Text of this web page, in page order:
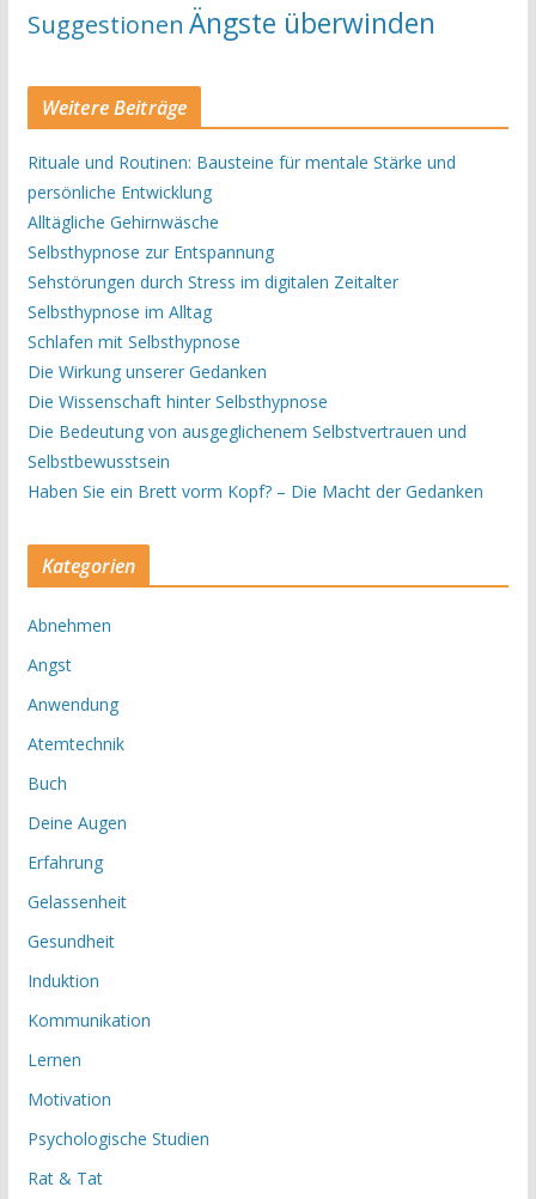
Suggestionen Ängste überwinden
Weitere Beiträge
Rituale und Routinen: Bausteine für mentale Stärke und
persönliche Entwicklung
Alltägliche Gehirnwäsche
Selbsthypnose zur Entspannung
Sehstörungen durch Stress im digitalen Zeitalter
Selbsthypnose im Alltag
Schlafen mit Selbsthypnose
Die Wirkung unserer Gedanken
Die Wissenschaft hinter Selbsthypnose
Die Bedeutung von ausgeglichenem Selbstvertrauen und
Selbstbewusstsein
Haben Sie ein Brett vorm Kopf? – Die Macht der Gedanken
Kategorien
Abnehmen
Angst
Anwendung
Atemtechnik
Buch
Deine Augen
Erfahrung
Gelassenheit
Gesundheit
Induktion
Kommunikation
Lernen
Motivation
Psychologische Studien
Rat & Tat